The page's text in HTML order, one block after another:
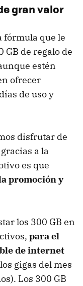
gran valor
fórmula que le
de regalo de
estén
ofrecer
de uso y
disfrutar de
a la
es que
promoción y
los 300 GB en
para el
de internet
gigas del mes
Los 300 GB